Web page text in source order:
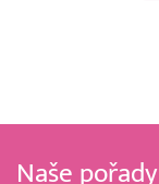
Naše pořady